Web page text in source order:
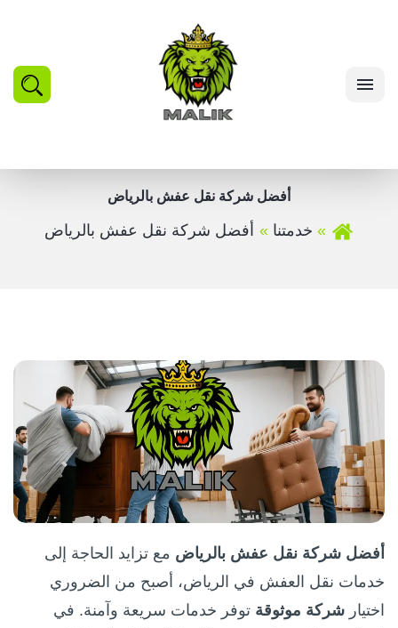
أفضل شركة نقل عفش بالرياض
خدمتنا أفضل شركة نقل عفش بالرياض
أفضل شركة نقل عفش بالرياض مع تزايد الحاجة إلى
خدمات نقل العفش في الرياض، أصبح من الضروري
اختيار شركة موثوقة توفر خدمات سريعة وآمنة. في